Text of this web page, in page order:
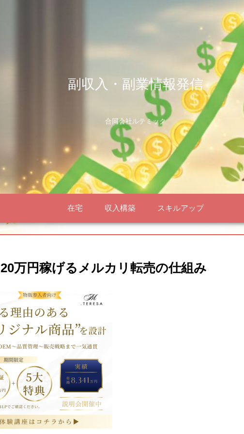
副収入・副業情報発信
合同会社ルテミック
在宅 収入構築 スキルアップ
万円稼げるメルカリ転売の仕組み